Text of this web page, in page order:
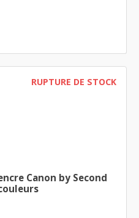
RUPTURE DE STOCK
Canon by Second